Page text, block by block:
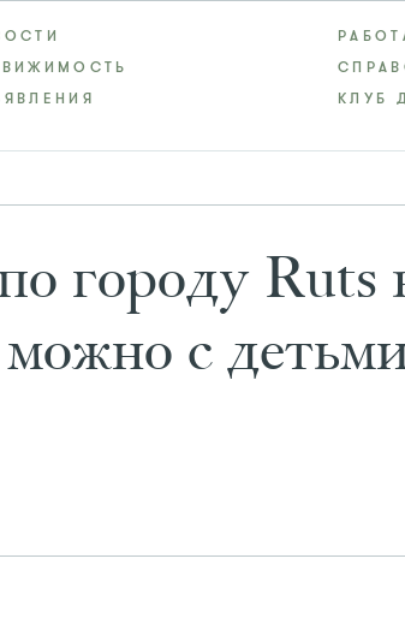
КЛУБ
городу
с